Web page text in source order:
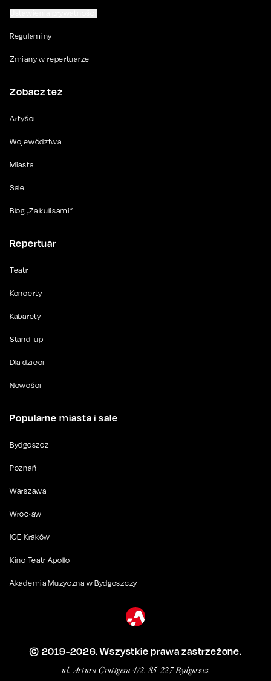
Regulaminy
Zmiany w repertuarze
Zobacz też
Artyści
Województwa
Miasta
Sale
Blog „Za kulisami”
Repertuar
Teatr
Koncerty
Kabarety
Stand-up
Dla dzieci
Nowości
Popularne miasta i sale
Bydgoszcz
Poznań
Warszawa
Wrocław
ICE Kraków
Kino Teatr Apollo
Akademia Muzyczna w Bydgoszczy
© 2019-2026. Wszystkie prawa zastrzeżone.
ul. Artura Grottgera 4/2, 85-227 Bydgoszcz